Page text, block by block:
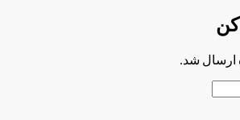
کن
ارسال شد.